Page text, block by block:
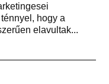
hogy a
elavultak...